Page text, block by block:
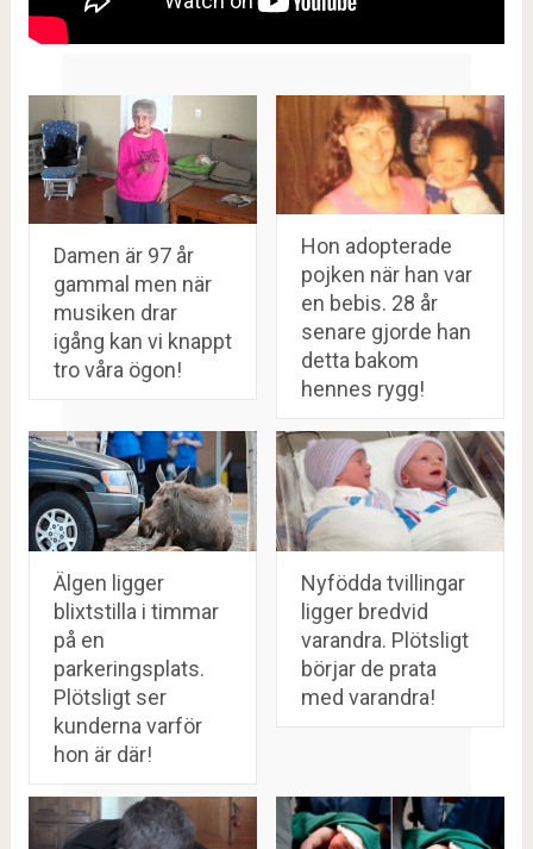
Damen är 97 år
gammal men när
musiken drar
igång kan vi knappt
tro våra ögon!
Hon adopterade
pojken när han var
en bebis. 28 år
senare gjorde han
detta bakom
hennes rygg!
Älgen ligger
blixtstilla i timmar
på en
parkeringsplats.
Plötsligt ser
kunderna varför
hon är där!
Nyfödda tvillingar
ligger bredvid
varandra. Plötsligt
börjar de prata
med varandra!